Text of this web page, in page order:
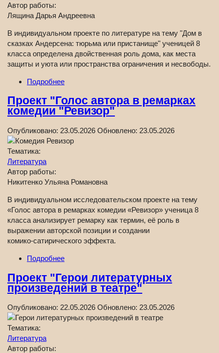
Автор работы:
Лящина Дарья Андреевна
В индивидуальном проекте по литературе на тему "Дом в
сказках Андерсена: тюрьма или пристанище" ученицей 8
класса определена двойственная роль дома, как места
защиты и уюта или пространства ограничения и несвободы.
Подробнее
Проект "Голос автора в ремарках
комедии "Ревизор"
Опубликовано: 23.05.2026 Обновлено: 23.05.2026
Тематика:
Литература
Автор работы:
Никитенко Ульяна Романовна
В индивидуальном исследовательском проекте на тему
«Голос автора в ремарках комедии «Ревизор» ученица 8
класса анализирует ремарку как термин, её роль в
выражении авторской позиции и создании
комико‑сатирического эффекта.
Подробнее
Проект "Герои литературных
произведений в театре"
Опубликовано: 22.05.2026 Обновлено: 23.05.2026
Тематика:
Литература
Автор работы: